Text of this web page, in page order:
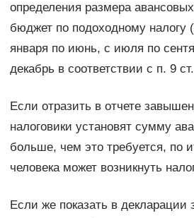
определения размера
бюджет по подоходному налогу
января по июнь, с июля по
декабрь в соответствии с п. 9
Если отразить в отчете
налоговики установят сумму
больше, чем это требуется, по
человека может возникнуть
Если же показать в декларации